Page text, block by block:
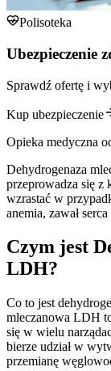
Polisoteka
Ubezpieczenie
Sprawdź ofertę i
Kup ubezpieczenie
Opieka medyczna
Dehydrogenaza
przeprowadza się
wzrastać w
anemia, zawał
Czym jest
LDH?
Co to jest
mleczanowa LDH
się w wielu
bierze udział w
przemianę